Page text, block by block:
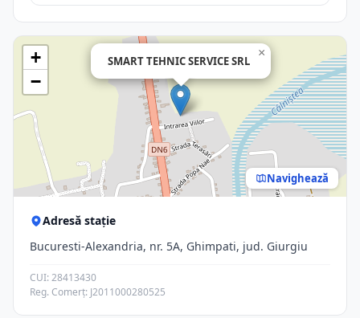
SMART TEHNIC SERVICE SRL
×
+
−
Navighează
Adresă stație
Bucuresti-Alexandria, nr. 5A, Ghimpati, jud. Giurgiu
CUI: 28413430
Reg. Comerț: J2011000280525